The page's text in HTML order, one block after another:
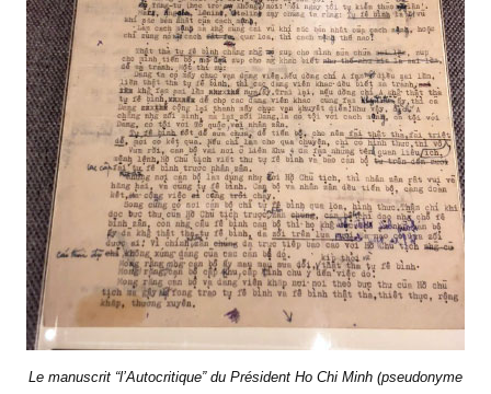
Le manuscrit “l’Autocritique” du Président Ho Chi Minh (pseudonyme